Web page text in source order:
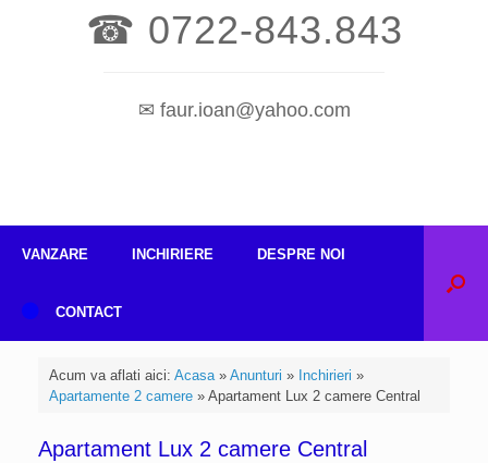
☎ 0722-843.843
✉ faur.ioan@yahoo.com
VANZARE INCHIRIERE DESPRE NOI
CONTACT
Acum va aflati aici: Acasa» Anunturi » Inchirieri »
Apartamente 2 camere» Apartament Lux 2 camere Central
Apartament Lux 2 camere Central